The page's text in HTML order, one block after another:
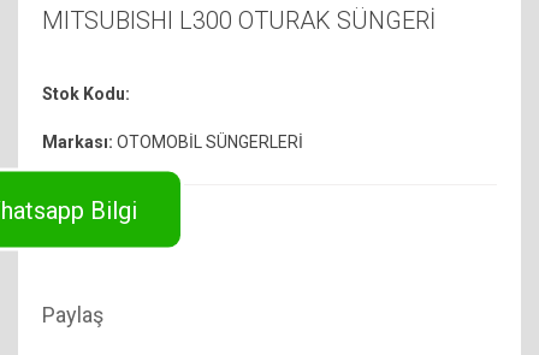
MITSUBISHI L300 OTURAK SÜNGERİ
Stok Kodu:
Markası: OTOMOBİL SÜNGERLERİ
Bilgi
Paylaş